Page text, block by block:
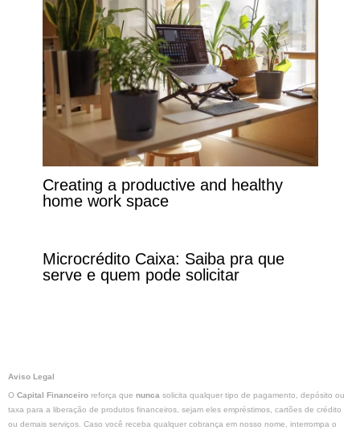
Creating a productive and healthy
home work space
Microcrédito Caixa: Saiba pra que
serve e quem pode solicitar
Aviso Legal
O Capital Financeiro reforça que nunca solicita qualquer tipo de pagamento, depósito ou
taxa para a liberação de produtos financeiros, sejam eles empréstimos, cartões de crédito
ou demais serviços. Caso você receba qualquer cobrança em nosso nome, interrompa o